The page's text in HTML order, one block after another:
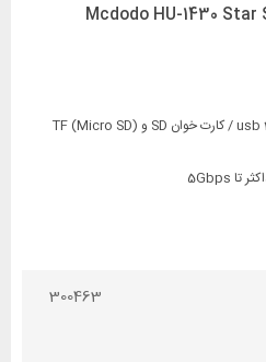
300463